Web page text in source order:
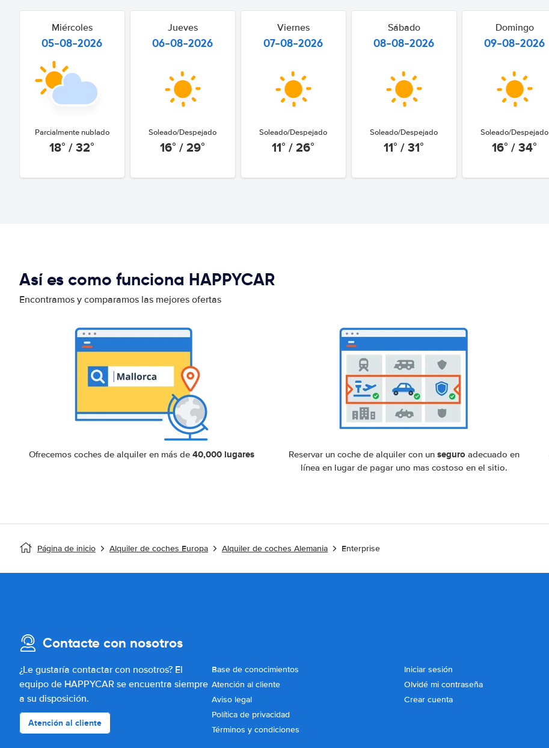
Miércoles
05-08-2026
Parcialmente nublado
18° / 32°
Jueves
06-08-2026
Soleado/Despejado
16° / 29°
Viernes
07-08-2026
Soleado/Despejado
11° / 26°
Sábado
08-08-2026
Soleado/Despejado
11° / 31°
Domingo
09-08-2026
Soleado/Despejado
16° / 34°
Así es como funciona HAPPYCAR
Encontramos y comparamos las mejores ofertas
Ofrecemos coches de alquiler en más de 40,000 lugares Reservar un coche de alquiler con un seguro adecuado en
línea en lugar de pagar uno mas costoso en el sitio.
Página de inicio Alquiler de coches Europa Alquiler de coches Alemania Enterprise
Contacte con nosotros
¿Le gustaría contactar con nosotros? El
equipo de HAPPYCAR se encuentra siempre
a su disposición.
Atención al cliente
Base de conocimientos
Atención al cliente
Aviso legal
Política de privacidad
Términos y condiciones
Iniciar sesión
Olvidé mi contraseña
Crear cuenta